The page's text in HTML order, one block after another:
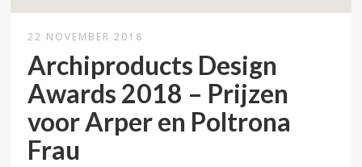
22 NOVEMBER 2018
Archiproducts Design
Awards 2018 – Prijzen
voor Arper en Poltrona
Frau